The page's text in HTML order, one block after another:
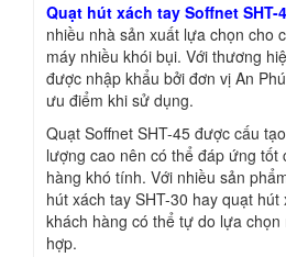
Quạt hút xách tay Soffnet SHT-
nhiều nhà sản xuất lựa chọn cho
máy nhiều khói bụi. Với thương
được nhập khẩu bởi đơn vị An
ưu điểm khi sử dụng.
Quạt Soffnet SHT-45 được cấu
lượng cao nên có thể đáp ứng tốt
hàng khó tính. Với nhiều sản
hút xách tay SHT-30 hay quạt hút
khách hàng có thể tự do lựa
hợp.